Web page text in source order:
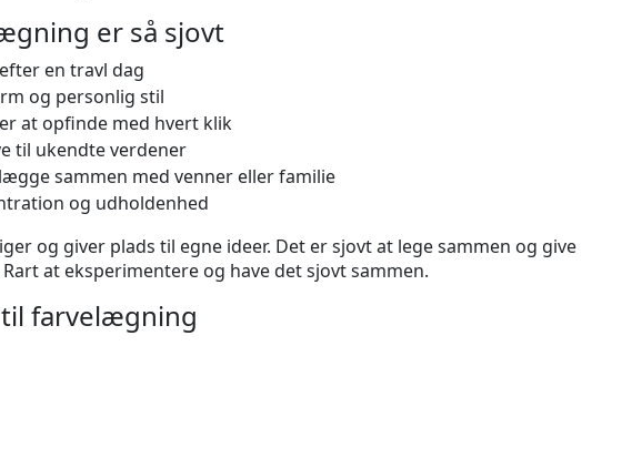
er så sjovt
en travl dag
og personlig stil
at opfinde med hvert klik
til ukendte verdener
sammen med venner eller familie
og udholdenhed
og giver plads til egne ideer. Det er sjovt at lege sammen og give
at eksperimentere og have det sjovt sammen.
farvelægning